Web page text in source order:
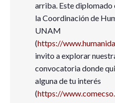
arriba. Este diplomado
la Coordinación de
UNAM
(https://
invito a explorar
convocatoria donde
alguna de tu interés
(https://